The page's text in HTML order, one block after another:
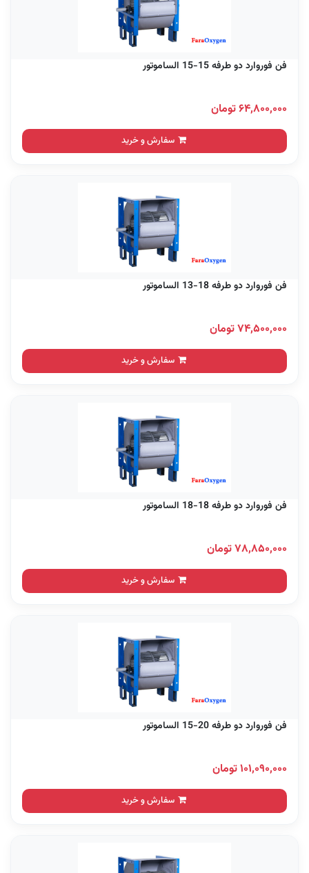
فن فوروارد دو طرفه 15-15 الساموتور
۶۴,۸۰۰,۰۰۰ تومان
سفارش و خرید
فن فوروارد دو طرفه 18-13 الساموتور
۷۴,۵۰۰,۰۰۰ تومان
سفارش و خرید
فن فوروارد دو طرفه 18-18 الساموتور
۷۸,۸۵۰,۰۰۰ تومان
سفارش و خرید
فن فوروارد دو طرفه 20-15 الساموتور
۱۰۱,۰۹۰,۰۰۰ تومان
سفارش و خرید